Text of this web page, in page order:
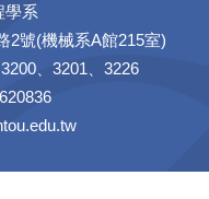
學系
2號(機械系A館215室)
、3201、3226